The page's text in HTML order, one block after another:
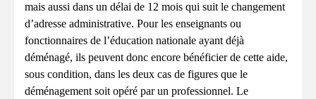
mais aussi dans un délai de 12 mois qui suit le changement
d’adresse administrative. Pour les enseignants ou
fonctionnaires de l’éducation nationale ayant déjà
déménagé, ils peuvent donc encore bénéficier de cette aide,
sous condition, dans les deux cas de figures que le
déménagement soit opéré par un professionnel. Le